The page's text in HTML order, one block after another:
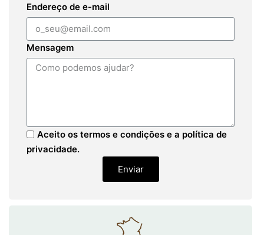
Endereço de e-mail
Mensagem
Aceito os termos e condições e a política de
privacidade.
Enviar